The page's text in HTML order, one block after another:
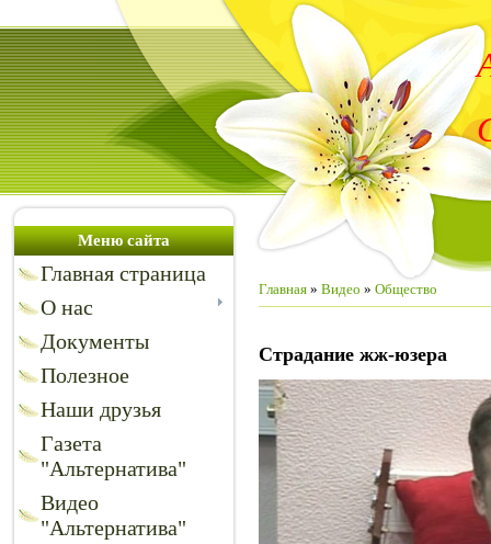
Меню сайта
Главная страница
О нас
Документы
Полезное
Наши друзья
Газета
"Альтернатива"
Видео
"Альтернатива"
Главная » Видео » Общество
Страдание жж-юзера